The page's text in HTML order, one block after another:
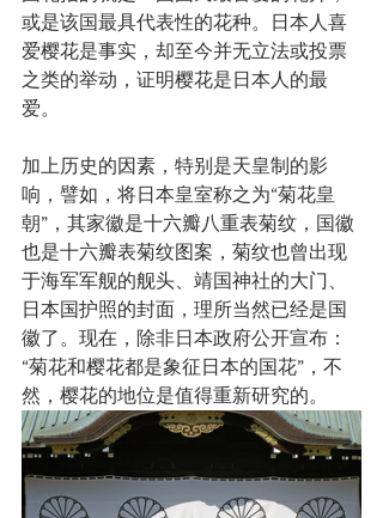
或是该国最具代表性的花种。日本人喜
爱樱花是事实，却至今并无立法或投票
之类的举动，证明樱花是日本人的最
爱。
加上历史的因素，特别是天皇制的影
响，譬如，将日本皇室称之为“菊花皇
朝”，其家徽是十六瓣八重表菊纹，国徽
也是十六瓣表菊纹图案，菊纹也曾出现
于海军军舰的舰头、靖国神社的大门、
日本国护照的封面，理所当然已经是国
徽了。现在，除非日本政府公开宣布：
“菊花和樱花都是象征日本的国花”，不
然，樱花的地位是值得重新研究的。